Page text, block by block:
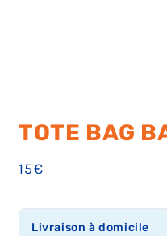
TOTE BAG
Prix
15€
Livraison à domicile